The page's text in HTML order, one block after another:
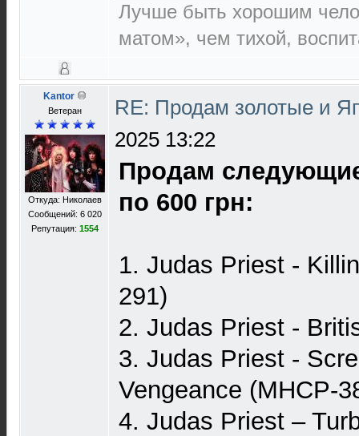
Лучше быть хорошим
матом», чем тихой,
Kantor
Ветеран
Откуда: Николаев
Сообщений: 6 020
Репутация: 1554
RE: Продам золотые и
2025 13:22
Продам
по 600 грн:
1. Judas Priest -
291)
2. Judas Priest -
3. Judas Priest -
Vengeance (MHCP-
4. Judas Priest –